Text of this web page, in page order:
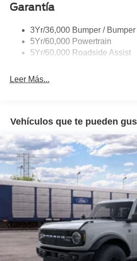
Garantía
3Yr/36,000 Bumper / Bumper
5Yr/60,000 Powertrain
5Yr/60,000 Roadside Assist
Leer Más...
Vehículos que te pueden